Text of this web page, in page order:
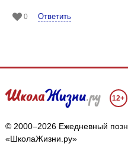
0 Ответить
12+
© 2000–2026 Ежедневный
«ШколаЖизни.ру»